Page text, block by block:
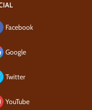
Facebook
Google
Twitter
YouTube